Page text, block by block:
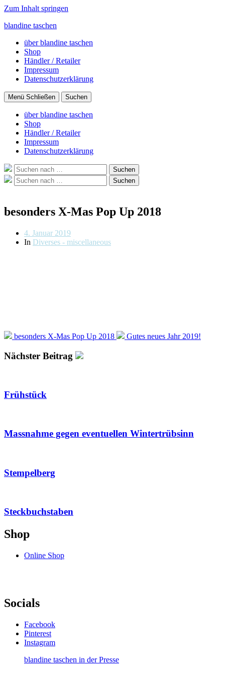
Zum Inhalt springen
blandine taschen
über blandine taschen
Shop
Händler / Retailer
Impressum
Datenschutzerklärung
Menü Schließen Suchen
über blandine taschen
Shop
Händler / Retailer
Impressum
Datenschutzerklärung
Suche
nach:
Suchen
Suche
nach:
Suchen
besonders X-Mas Pop Up 2018
Beitragsdatum
4. Januar 2019
In Diverses - miscellaneous
besonders X-Mas Pop Up 2018 Gutes neues Jahr 2019!
Nächster Beitrag
Frühstück
Massnahme gegen eventuellen Wintertrübsinn
Stempelberg
Steckbuchstaben
Shop
Online Shop
Socials
Facebook
Pinterest
Instagram
blandine taschen in der Presse